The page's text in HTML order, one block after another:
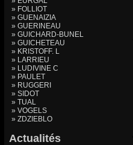
» FOLLIOT
» GUENAIZIA
» GUERINEAU
» GUICHARD-BUNEL
» GUICHETEAU
» KRISTOFF. L
» LARRIEU
» LUDIVINE C
» PAULET
» RUGGERI
» SIDOT
» TUAL
» VOGELS
» ZDZIEBLO
Actualités